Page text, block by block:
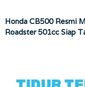
Honda CB500 Resmi
Roadster 501cc Siap